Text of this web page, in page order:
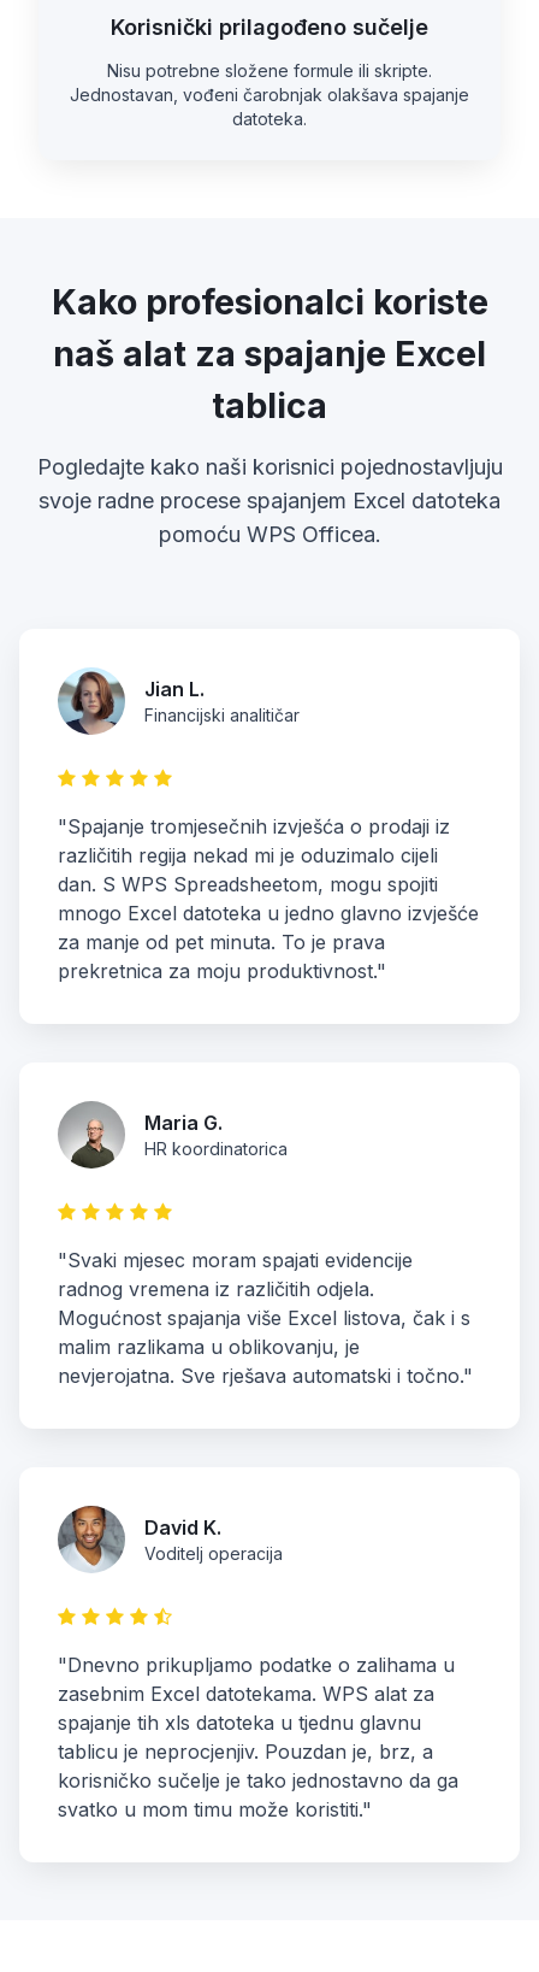
Korisnički prilagođeno sučelje
Nisu potrebne složene formule ili skripte.
Jednostavan, vođeni čarobnjak olakšava spajanje
datoteka.
Kako profesionalci koriste
naš alat za spajanje Excel
tablica
Pogledajte kako naši korisnici pojednostavljuju
svoje radne procese spajanjem Excel datoteka
pomoću WPS Officea.
Jian L.
Financijski analitičar
"Spajanje tromjesečnih izvješća o prodaji iz
različitih regija nekad mi je oduzimalo cijeli
dan. S WPS Spreadsheetom, mogu spojiti
mnogo Excel datoteka u jedno glavno izvješće
za manje od pet minuta. To je prava
prekretnica za moju produktivnost."
Maria G.
HR koordinatorica
"Svaki mjesec moram spajati evidencije
radnog vremena iz različitih odjela.
Mogućnost spajanja više Excel listova, čak i s
malim razlikama u oblikovanju, je
nevjerojatna. Sve rješava automatski i točno."
David K.
Voditelj operacija
"Dnevno prikupljamo podatke o zalihama u
zasebnim Excel datotekama. WPS alat za
spajanje tih xls datoteka u tjednu glavnu
tablicu je neprocjenjiv. Pouzdan je, brz, a
korisničko sučelje je tako jednostavno da ga
svatko u mom timu može koristiti."